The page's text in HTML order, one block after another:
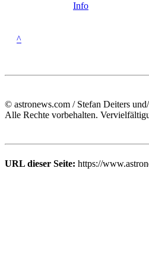
Info
^
© astronews.com / Stefan Deiters
Alle Rechte vorbehalten.
URL dieser Seite: https://